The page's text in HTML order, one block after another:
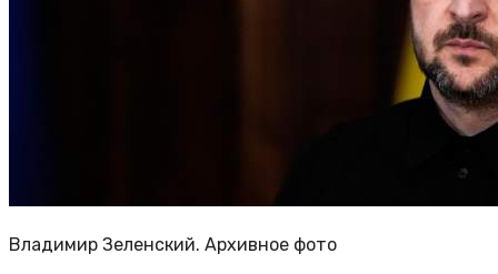
Владимир Зеленский. Архивное фото